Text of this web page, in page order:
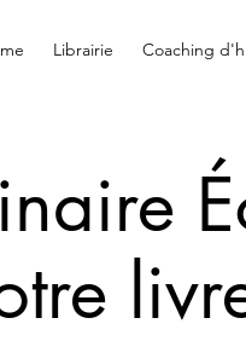
Librairie Coaching